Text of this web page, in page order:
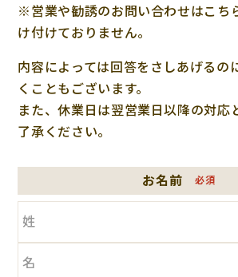
※営業や勧誘のお問い合わせはこち
け付けておりません。
内容によっては回答をさしあげるの
くこともございます。
また、休業日は翌営業日以降の対応
了承ください。
お名前 必須